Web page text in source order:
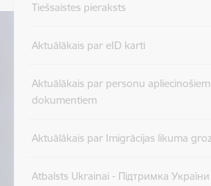
Tiešsaistes pieraksts
Aktuālākais par eID karti
Aktuālākais par personu apliecinošiem
dokumentiem
Aktuālākais par Imigrācijas likuma
Atbalsts Ukrainai - Підтримка України